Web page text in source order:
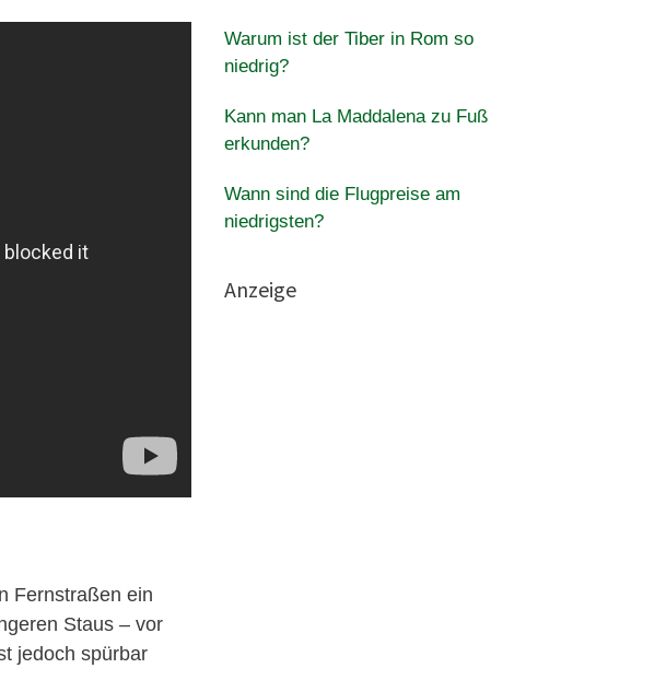
Fernstraßen ein
Staus – vor
jedoch spürbar
Warum ist der Tiber in Rom so
niedrig?
Kann man La Maddalena zu Fuß
erkunden?
Wann sind die Flugpreise am
niedrigsten?
Anzeige